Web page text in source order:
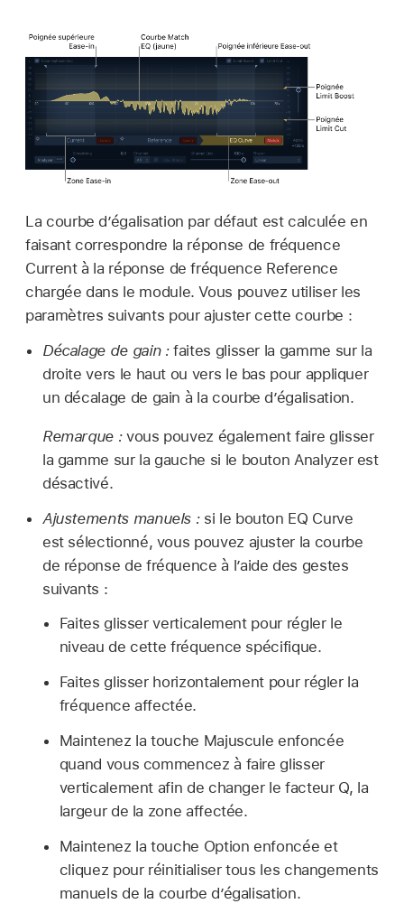
La courbe d’égalisation par défaut est calculée en
faisant correspondre la réponse de fréquence
Current à la réponse de fréquence Reference
chargée dans le module. Vous pouvez utiliser les
paramètres suivants pour ajuster cette courbe :
Décalage de gain :faites glisser la gamme sur la
droite vers le haut ou vers le bas pour appliquer
un décalage de gain à la courbe d’égalisation.
Remarque : vous pouvez également faire glisser
la gamme sur la gauche si le bouton Analyzer est
désactivé.
Ajustements manuels :si le bouton EQ Curve
est sélectionné, vous pouvez ajuster la courbe
de réponse de fréquence à l’aide des gestes
suivants :
Faites glisser verticalement pour régler le
niveau de cette fréquence spécifique.
Faites glisser horizontalement pour régler la
fréquence affectée.
Maintenez la touche Majuscule enfoncée
quand vous commencez à faire glisser
verticalement afin de changer le facteur Q, la
largeur de la zone affectée.
Maintenez la touche Option enfoncée et
cliquez pour réinitialiser tous les changements
manuels de la courbe d’égalisation.